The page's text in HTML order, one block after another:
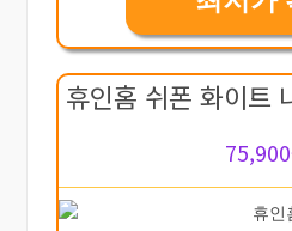
휴인홈 쉬폰 화이트